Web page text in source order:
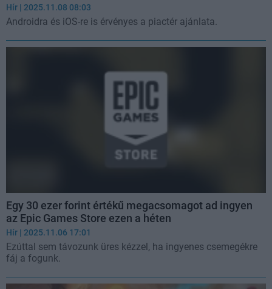
Hír | 2025.11.08 08:03
Androidra és iOS-re is érvényes a piactér ajánlata.
Egy 30 ezer forint értékű megacsomagot ad ingyen
az Epic Games Store ezen a héten
Hír | 2025.11.06 17:01
Ezúttal sem távozunk üres kézzel, ha ingyenes csemegékre
fáj a fogunk.